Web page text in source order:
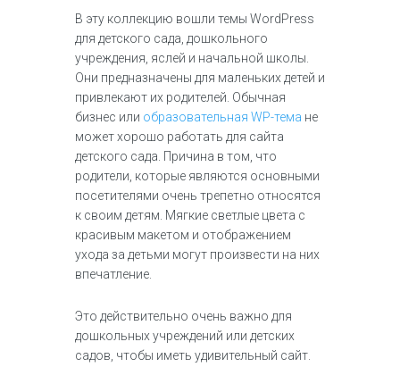
В эту коллекцию вошли темы WordPress
для детского сада, дошкольного
учреждения, яслей и начальной школы.
Они предназначены для маленьких детей и
привлекают их родителей. Обычная
бизнес или образовательная WP-тема не
может хорошо работать для сайта
детского сада. Причина в том, что
родители, которые являются основными
посетителями очень трепетно относятся
к своим детям. Мягкие светлые цвета с
красивым макетом и отображением
ухода за детьми могут произвести на них
впечатление.
Это действительно очень важно для
дошкольных учреждений или детских
садов, чтобы иметь удивительный сайт.